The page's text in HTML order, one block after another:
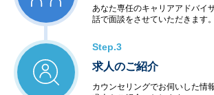
あなた専任のキャリアアドバイ
話で面談をさせていただきます。
Step.3
求人のご紹介
カウンセリングでお伺いした情